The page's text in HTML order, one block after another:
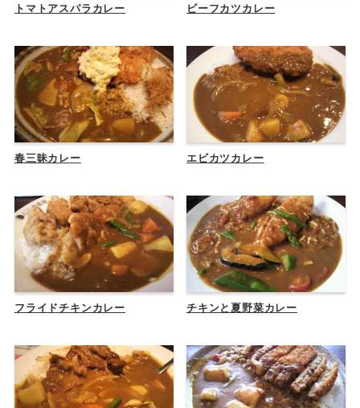
トマトアスパラカレー ビーフカツカレー
春三昧カレー エビカツカレー
フライドチキンカレー チキンと夏野菜カレー